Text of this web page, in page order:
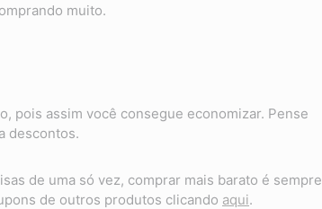
muito.
pois assim você consegue economizar. Pense
descontos.
de uma só vez, comprar mais barato é sempre
de outros produtos clicando aqui.